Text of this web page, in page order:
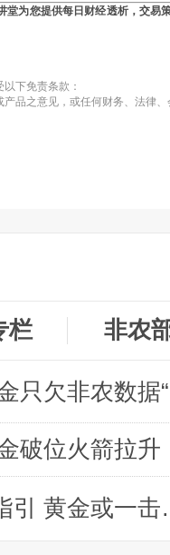
堂为您提供每日财经透析，交
下免责条款：
品之意见，或任何财务、法律
栏 非农
破位火箭拉升
领峰金